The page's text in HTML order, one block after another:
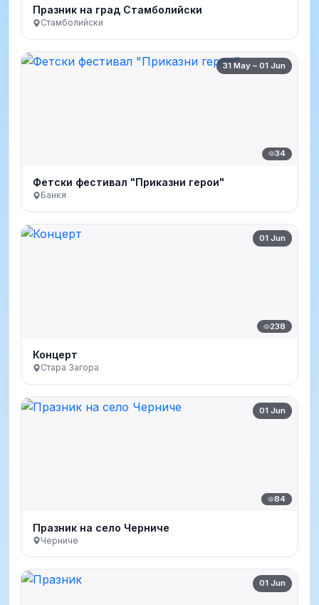
Празник на град Стамболийски
Стамболийски
31 May – 01 Jun
34
Фетски фестивал "Приказни герои"
Банкя
01 Jun
238
Концерт
Стара Загора
01 Jun
84
Празник на село Черниче
Черниче
01 Jun